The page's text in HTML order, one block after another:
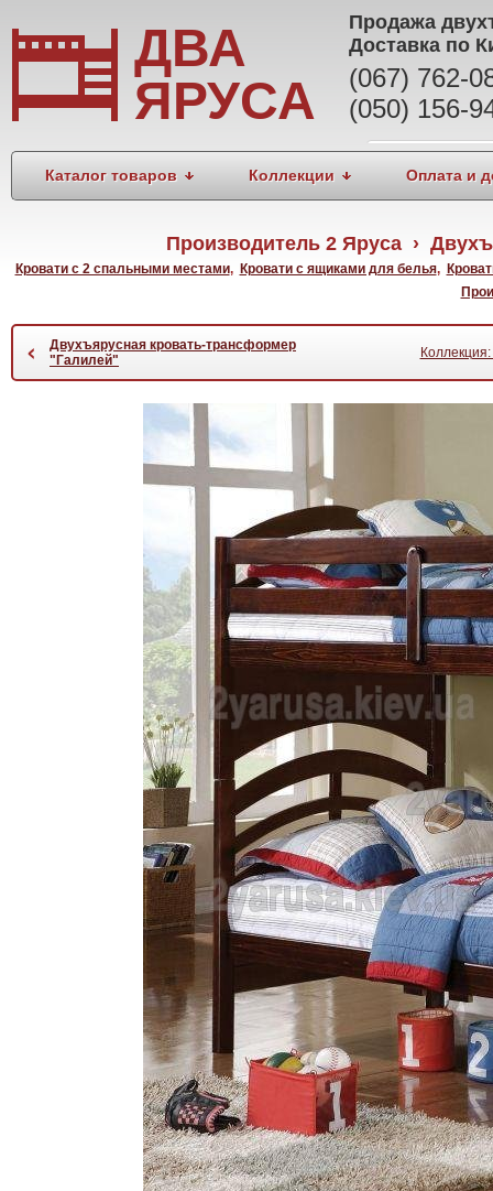
ДВА
ЯРУСА
Продажа
Доставка по
(067) 762-
(050) 156-
Каталог товаров Коллекции Оплата и
Производитель 2 Яруса ›
Кровати с 2 спальными местами, Кровати с ящиками для белья,
‹
Двухъярусная кровать-трансформер
"Галилей"